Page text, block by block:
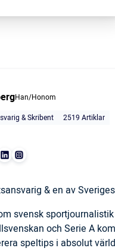
Han/Honom
& Skribent
2519 Artiklar
& en av
svensk
och Serie A
speltips i absolut